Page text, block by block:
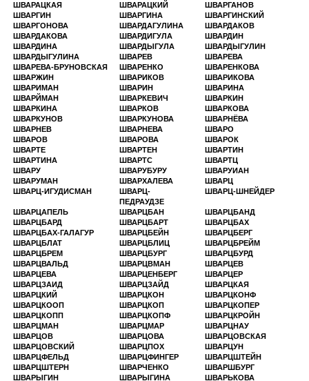
ШВАРАЦКАЯ
ШВАРАЦКИЙ
ШВАРГАНОВ
ШВАРГИН
ШВАРГИНА
ШВАРГИНСКИЙ
ШВАРГОНОВА
ШВАРДАГУЛИНА
ШВАРДАКОВ
ШВАРДАКОВА
ШВАРДИГУЛА
ШВАРДИН
ШВАРДИНА
ШВАРДЫГУЛА
ШВАРДЫГУЛИН
ШВАРДЫГУЛИНА
ШВАРЕВ
ШВАРЕВА
ШВАРЕВА-БРУНОВСКАЯ
ШВАРЕНКО
ШВАРЕНКОВА
ШВАРЖИН
ШВАРИКОВ
ШВАРИКОВА
ШВАРИМАН
ШВАРИН
ШВАРИНА
ШВАРЙМАН
ШВАРКЕВИЧ
ШВАРКИН
ШВАРКИНА
ШВАРКОВ
ШВАРКОВА
ШВАРКУНОВ
ШВАРКУНОВА
ШВАРНЁВА
ШВАРНЕВ
ШВАРНЕВА
ШВАРО
ШВАРОВ
ШВАРОВА
ШВАРОК
ШВАРТЕ
ШВАРТЕН
ШВАРТИН
ШВАРТИНА
ШВАРТС
ШВАРТЦ
ШВАРУ
ШВАРУБУРУ
ШВАРУИАН
ШВАРУМАН
ШВАРХАЛЕВА
ШВАРЦ
ШВАРЦ-ИГУДИСМАН
ШВАРЦ-
ПЕДРАУДЗЕ
ШВАРЦ-ШНЕЙДЕР
ШВАРЦАПЕЛЬ ШВАРЦБАН
ШВАРЦБАНД
ШВАРЦБАРД
ШВАРЦБАРТ
ШВАРЦБАХ
ШВАРЦБАХ-ГАЛАГУР
ШВАРЦБЕЙН
ШВАРЦБЕРГ
ШВАРЦБЛАТ
ШВАРЦБЛИЦ
ШВАРЦБРЕЙМ
ШВАРЦБРЕМ
ШВАРЦБУРГ
ШВАРЦБУРД
ШВАРЦВАЛЬД
ШВАРЦВМАН
ШВАРЦЕВ
ШВАРЦЕВА
ШВАРЦЕНБЕРГ
ШВАРЦЕР
ШВАРЦЗАИД
ШВАРЦЗАЙД
ШВАРЦКАЯ
ШВАРЦКИЙ
ШВАРЦКОН
ШВАРЦКОНФ
ШВАРЦКООП
ШВАРЦКОП
ШВАРЦКОПЕР
ШВАРЦКОПП
ШВАРЦКОПФ
ШВАРЦКРОЙН
ШВАРЦМАН
ШВАРЦМАР
ШВАРЦНАУ
ШВАРЦОВ
ШВАРЦОВА
ШВАРЦОВСКАЯ
ШВАРЦОВСКИЙ
ШВАРЦПОХ
ШВАРЦУН
ШВАРЦФЕЛЬД
ШВАРЦФИНГЕР
ШВАРЦШТЕЙН
ШВАРЦШТЕРН
ШВАРЧЕНКО
ШВАРШБУРГ
ШВАРЫГИН
ШВАРЫГИНА ШВАРЬКОВА